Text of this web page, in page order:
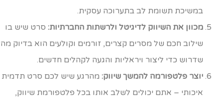
במשיכת תשומת לב בתערוכה עסקית.
מכוון את השיווק לדיגיטל ולרשתות החברתיות:סרט שיש בו
שילוב חכם של מסרים קצרים, זורמים וקולעים הוא בדיוק מה
שדרוש כדי ליצור ויראליות והגעה לקהלים חדשים.
יוצר פלטפורמה להמשך שיווק:מהרגע שיש לכם סרט תדמית
איכותי – אתם יכולים לשלב אותו בכל פלטפורמת שיווק,